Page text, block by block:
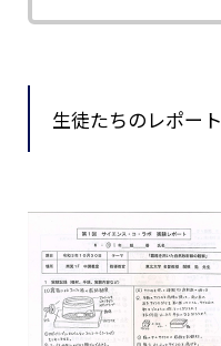
生徒たちのレポート